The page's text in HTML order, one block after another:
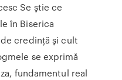
Se ştie ce
în Biserica
credinţă şi cult
se exprimă
fundamentul real